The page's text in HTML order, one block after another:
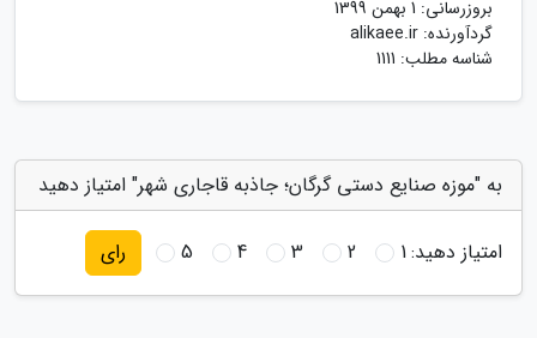
بروزرسانی: 1 بهمن 1399
گردآورنده: alikaee.ir
شناسه مطلب: 1111
به "موزه صنایع دستی گرگان؛ جاذبه قاجاری شهر" امتیاز دهید
امتیاز دهید:1
2
3
4
5 رای